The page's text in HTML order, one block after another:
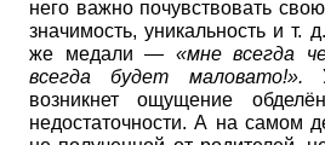
него важно почувствовать
значимость, уникальность и т.
же медали — «мне всегда
всегда будет маловато!».
возникнет ощущение
недостаточности. А на самом